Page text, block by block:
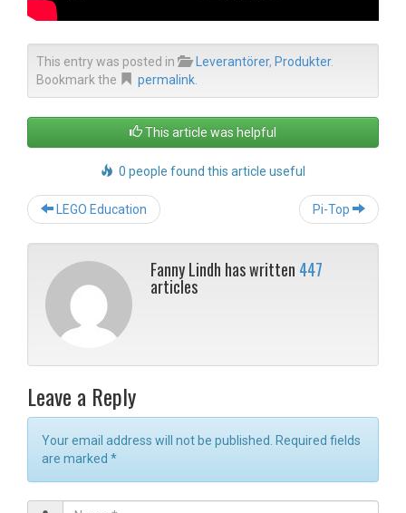
This entry was posted in Leverantörer, Produkter.
Bookmark the
permalink
This article was helpful
0 people found this article useful
LEGO Education Pi-Top
Fanny Lindh has written 447
articles
Leave a Reply
Your email address will not be published. Required fields
are marked *